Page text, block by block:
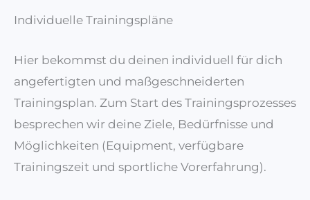
Individuelle Trainingspläne
Hier bekommst du deinen individuell für dich
angefertigten und maßgeschneiderten
Trainingsplan. Zum Start des Trainingsprozesses
besprechen wir deine Ziele, Bedürfnisse und
Möglichkeiten (Equipment, verfügbare
Trainingszeit und sportliche Vorerfahrung).